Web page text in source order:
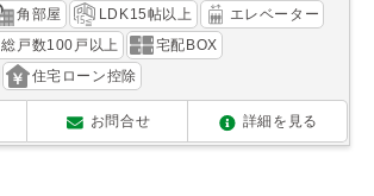
角部屋 LDK15帖以上
エレベーター
総戸数100戸以上
宅配BOX
住宅ローン控除
お問合せ 詳細を見る